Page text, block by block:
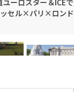
ユーロスター＆ICE
セル×パリ×ロン